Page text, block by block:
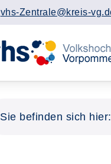
vhs-Zentrale@kreis-
Sie befinden sich hier: